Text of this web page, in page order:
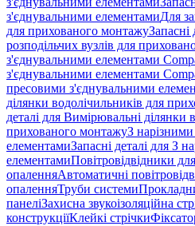
з'єднувальними елементамиДля
для прихованого монтажуЗапасні
розподільчих вузлів для
з'єднувальними елементами
з'єднувальними елементами
пресовими з'єднувальними
ділянки водолічильників для
деталі для Вимірювальні ділянки
прихованого монтажуЗ
елементамиЗапасні деталі для З
елементамиПовітровідвідники
опаленняАвтоматичні
опаленняТруби системи
панеліЗахисна звукоізоляційна
конструкціїКлейкі стрічки